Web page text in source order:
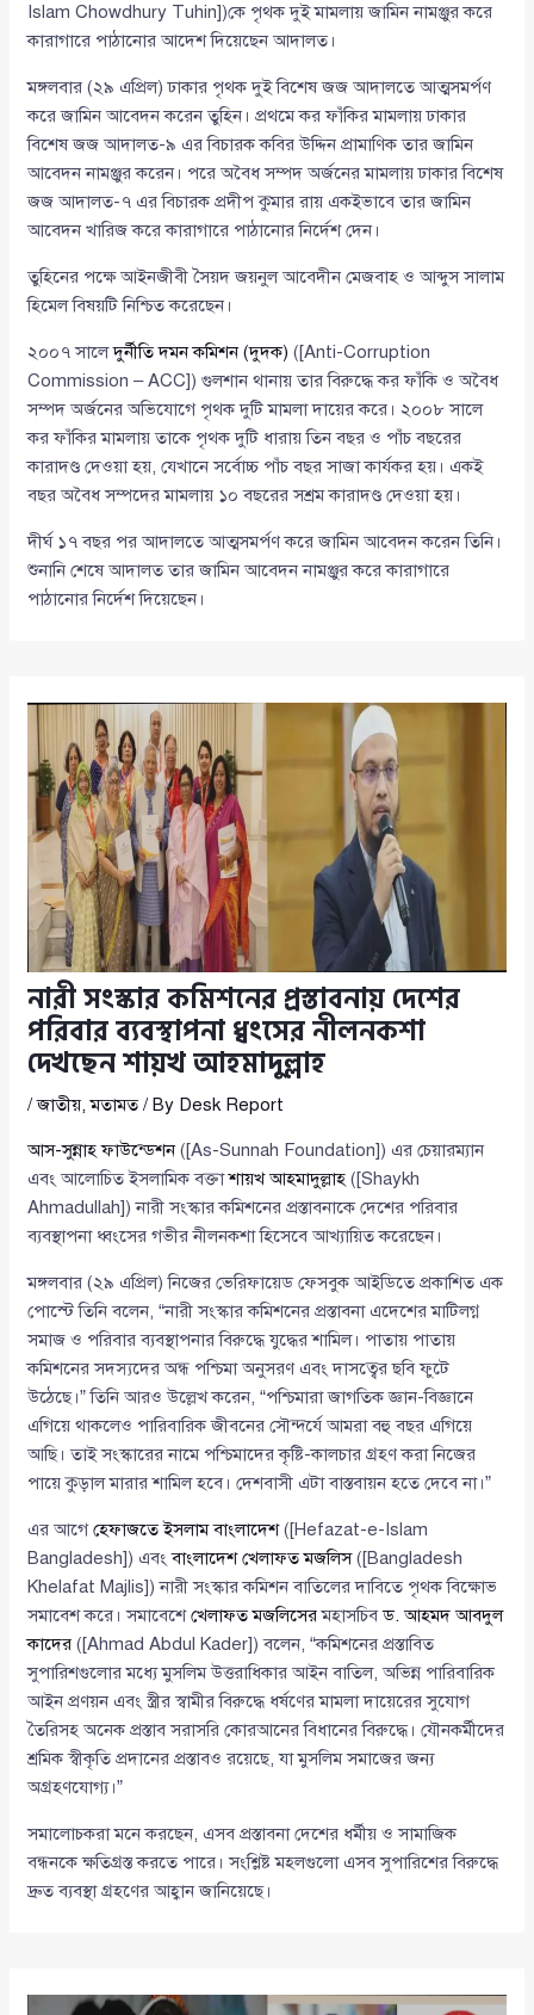
Islam Chowdhury Tuhin])কে পৃথক দুই মামলায় জামিন নামঞ্জুর করে
কারাগারে পাঠানোর আদেশ দিয়েছেন আদালত।
মঙ্গলবার (২৯ এপ্রিল) ঢাকার পৃথক দুই বিশেষ জজ আদালতে আত্মসমর্পণ
করে জামিন আবেদন করেন তুহিন। প্রথমে কর ফাঁকির মামলায় ঢাকার
বিশেষ জজ আদালত-৯ এর বিচারক কবির উদ্দিন প্রামাণিক তার জামিন
আবেদন নামঞ্জুর করেন। পরে অবৈধ সম্পদ অর্জনের মামলায় ঢাকার বিশেষ
জজ আদালত-৭ এর বিচারক প্রদীপ কুমার রায় একইভাবে তার জামিন
আবেদন খারিজ করে কারাগারে পাঠানোর নির্দেশ দেন।
তুহিনের পক্ষে আইনজীবী সৈয়দ জয়নুল আবেদীন মেজবাহ ও আব্দুস সালাম
হিমেল বিষয়টি নিশ্চিত করেছেন।
২০০৭ সালেদুর্নীতি দমন কমিশন (দুদক) ([Anti-Corruption
Commission – ACC]) গুলশান থানায় তার বিরুদ্ধে কর ফাঁকি ও অবৈধ
সম্পদ অর্জনের অভিযোগে পৃথক দুটি মামলা দায়ের করে। ২০০৮ সালে
কর ফাঁকির মামলায় তাকে পৃথক দুটি ধারায় তিন বছর ও পাঁচ বছরের
কারাদণ্ড দেওয়া হয়, যেখানে সর্বোচ্চ পাঁচ বছর সাজা কার্যকর হয়। একই
বছর অবৈধ সম্পদের মামলায় ১০ বছরের সশ্রম কারাদণ্ড দেওয়া হয়।
দীর্ঘ ১৭ বছর পর আদালতে আত্মসমর্পণ করে জামিন আবেদন করেন তিনি।
শুনানি শেষে আদালত তার জামিন আবেদন নামঞ্জুর করে কারাগারে
পাঠানোর নির্দেশ দিয়েছেন।
নারী সংস্কার কমিশনের প্রস্তাবনায় দেশের
পরিবার ব্যবস্থাপনা ধ্বংসের নীলনকশা
দেখছেন শায়খ আহমাদুল্লাহ
/জাতীয়,মতামত/ By Desk Report
আস-সুন্নাহ ফাউন্ডেশন([As-Sunnah Foundation]) এর চেয়ারম্যান
এবং আলোচিত ইসলামিক বক্তাশায়খ আহমাদুল্লাহ ([Shaykh
Ahmadullah]) নারী সংস্কার কমিশনের প্রস্তাবনাকে দেশের পরিবার
ব্যবস্থাপনা ধ্বংসের গভীর নীলনকশা হিসেবে আখ্যায়িত করেছেন।
মঙ্গলবার (২৯ এপ্রিল) নিজের ভেরিফায়েড ফেসবুক আইডিতে প্রকাশিত এক
পোস্টে তিনি বলেন, “নারী সংস্কার কমিশনের প্রস্তাবনা এদেশের মাটিলগ্ন
সমাজ ও পরিবার ব্যবস্থাপনার বিরুদ্ধে যুদ্ধের শামিল। পাতায় পাতায়
কমিশনের সদস্যদের অন্ধ পশ্চিমা অনুসরণ এবং দাসত্বের ছবি ফুটে
উঠেছে।” তিনি আরও উল্লেখ করেন, “পশ্চিমারা জাগতিক জ্ঞান-বিজ্ঞানে
এগিয়ে থাকলেও পারিবারিক জীবনের সৌন্দর্যে আমরা বহু বছর এগিয়ে
আছি। তাই সংস্কারের নামে পশ্চিমাদের কৃষ্টি-কালচার গ্রহণ করা নিজের
পায়ে কুড়াল মারার শামিল হবে। দেশবাসী এটা বাস্তবায়ন হতে দেবে না।”
এর আগেহেফাজতে ইসলাম বাংলাদেশ([Hefazat-e-Islam
Bangladesh]) এবংবাংলাদেশ খেলাফত মজলিস([Bangladesh
Khelafat Majlis]) নারী সংস্কার কমিশন বাতিলের দাবিতে পৃথক বিক্ষোভ
সমাবেশ করে। সমাবেশেখেলাফত মজলিসেরমহাসচিবড. আহমদ আবদুল
কাদের ([Ahmad Abdul Kader]) বলেন, “কমিশনের প্রস্তাবিত
সুপারিশগুলোর মধ্যে মুসলিম উত্তরাধিকার আইন বাতিল, অভিন্ন পারিবারিক
আইন প্রণয়ন এবং স্ত্রীর স্বামীর বিরুদ্ধে ধর্ষণের মামলা দায়েরের সুযোগ
তৈরিসহ অনেক প্রস্তাব সরাসরি কোরআনের বিধানের বিরুদ্ধে। যৌনকর্মীদের
শ্রমিক স্বীকৃতি প্রদানের প্রস্তাবও রয়েছে, যা মুসলিম সমাজের জন্য
অগ্রহণযোগ্য।”
সমালোচকরা মনে করছেন, এসব প্রস্তাবনা দেশের ধর্মীয় ও সামাজিক
বন্ধনকে ক্ষতিগ্রস্ত করতে পারে। সংশ্লিষ্ট মহলগুলো এসব সুপারিশের বিরুদ্ধে
দ্রুত ব্যবস্থা গ্রহণের আহ্বান জানিয়েছে।